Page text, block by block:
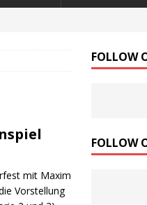
mit Maxim
Vorstellung
FOLLOW
FOLLOW